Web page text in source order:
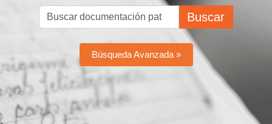
Buscar
Búsqueda Avanzada »